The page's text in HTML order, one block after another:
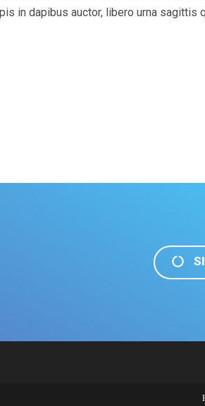
in dapibus auctor, libero urna sagittis